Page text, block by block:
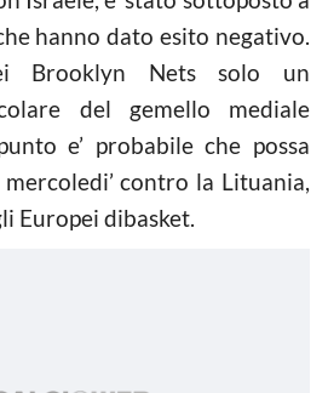
hanno dato esito negativo.
Brooklyn Nets solo un
del gemello mediale
e’ probabile che possa
contro la Lituania,
Europei dibasket.